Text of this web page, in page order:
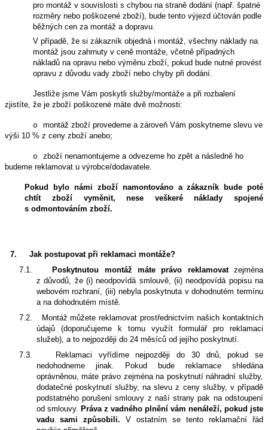
pro montáž v souvislosti s chybou na straně dodání (např. špatné
rozměry nebo poškozené zboží), bude tento výjezd účtován podle
běžných cen za montáž a dopravu.
V případě, že si zákazník objedná i montáž, všechny náklady na
montáž jsou zahrnuty v ceně montáže, včetně případných
nákladů na opravu nebo výměnu zboží, pokud bude nutné provést
opravu z důvodu vady zboží nebo chyby při dodání.
Jestliže jsme Vám poskytli služby/montáže a při rozbalení
zjistíte, že je zboží poškozené máte dvě možnosti:
o
montáž zboží provedeme a zároveň Vám poskytneme slevu ve
výši 10 % z ceny zboží anebo;
o
zboží nenamontujeme a odvezeme ho zpět a následně ho
budeme reklamovat u výrobce/dodavatele.
Pokud bylo námi zboží namontováno a zákazník bude poté
chtít zboží vyměnit, nese veškeré náklady spojené
s odmontováním zboží.
7.
Jak postupovat při reklamaci montáže?
7.1.
Poskytnutou montáž máte právo reklamovatzejména
z důvodů, že (i) neodpovídá smlouvě, (ii) neodpovídá popisu na
webovém rozhraní, (iii) nebyla poskytnuta v dohodnutém termínu
a na dohodnutém místě.
7.2.
Montáž můžete reklamovat prostřednictvím našich kontaktních
údajů (doporučujeme k tomu využít formulář pro reklamaci
služeb), a to nejpozději do 24 měsíců od jejího poskytnutí.
7.3.
Reklamaci vyřídíme nejpozději do 30 dnů, pokud se
nedohodneme jinak. Pokud bude reklamace shledána
oprávněnou, máte právo zejména na poskytnutí náhradní služby,
dodatečné poskytnutí služby, na slevu z ceny služby, v případě
podstatného porušení smlouvy z naší strany pak na odstoupení
od smlouvy. Práva z vadného plnění vám nenáleží, pokud jste
vadu sami způsobili. V ostatním se tento reklamační řád